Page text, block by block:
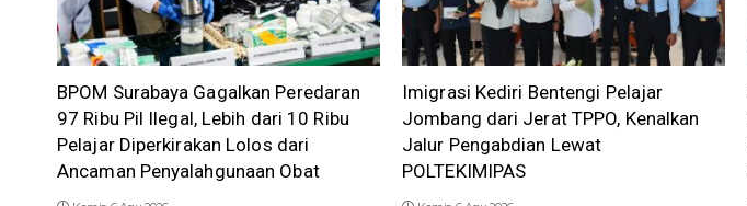
BPOM Surabaya Gagalkan Peredaran
97 Ribu Pil Ilegal, Lebih dari 10 Ribu
Pelajar Diperkirakan Lolos dari
Ancaman Penyalahgunaan Obat
Imigrasi Kediri Bentengi Pelajar
Jombang dari Jerat TPPO, Kenalkan
Jalur Pengabdian Lewat
POLTEKIMIPAS